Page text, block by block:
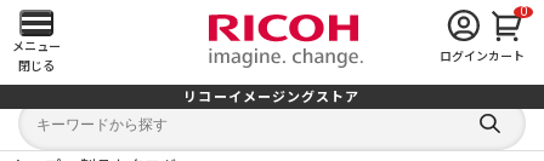
メ
イ
ン
メニュー
閉じる
ログイン
0
カート
リコーイメージングストア
キ
ワ
キ
検
索